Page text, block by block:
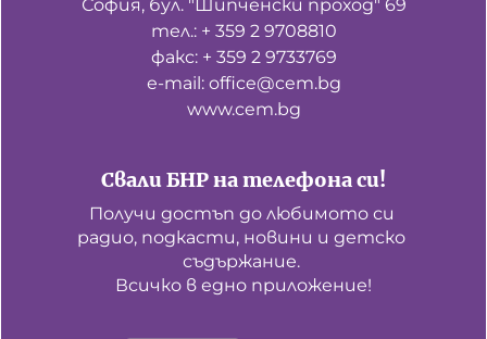
Свали БНР на телефона си!
Получи достъп до любимото си
радио, подкасти, новини и детско
съдържание.
Всичко в едно приложение!
София, бул. "Шипченски проход" 69
тел.: + 359 2 9708810
факс: + 359 2 9733769
е-mail: office@cem.bg
www.cem.bg